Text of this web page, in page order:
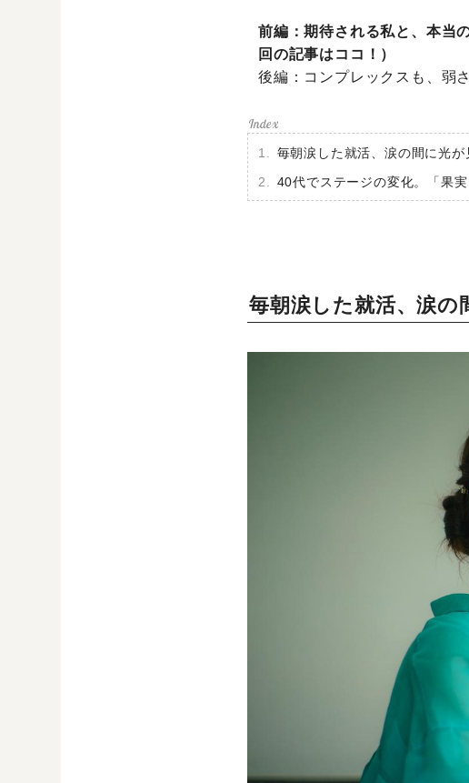
前編：期待される私と、本
回の記事はココ！）
後編：コンプレックスも、弱
毎朝涙した就活、涙の間に光
40代でステージの変化。「果
毎朝涙した就活、涙の